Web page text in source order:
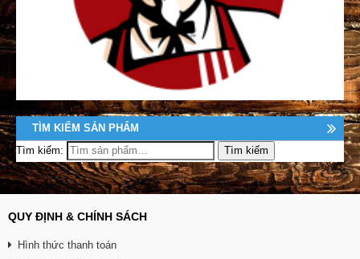
TÌM KIẾM SẢN PHẨM
Tìm kiếm:
QUY ĐỊNH & CHÍNH SÁCH
Hình thức thanh toán